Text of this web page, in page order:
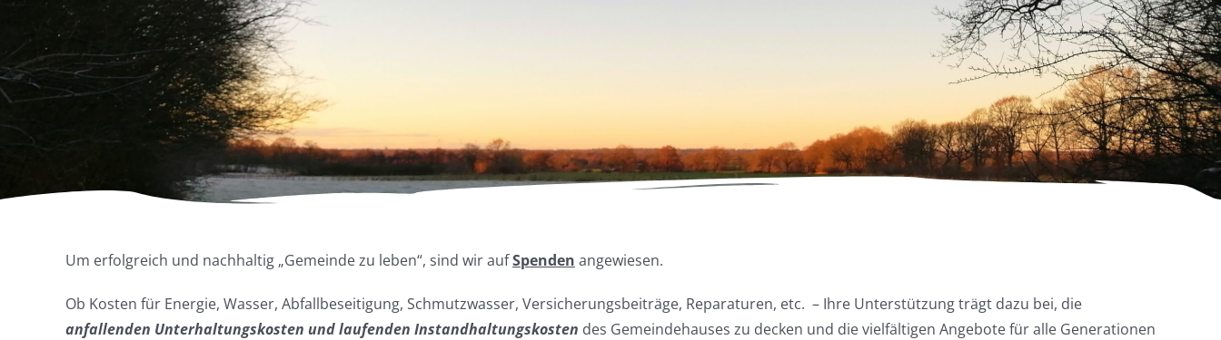
Um erfolgreich und nachhaltig „Gemeinde zu leben“, sind wir aufSpenden angewiesen.
Ob Kosten für Energie, Wasser, Abfallbeseitigung, Schmutzwasser, Versicherungsbeiträge, Reparaturen, etc. – Ihre Unterstützung trägt dazu bei, die
anfallenden Unterhaltungskosten und laufenden Instandhaltungskosten des Gemeindehauses zu decken und die vielfältigen Angebote für alle Generationen